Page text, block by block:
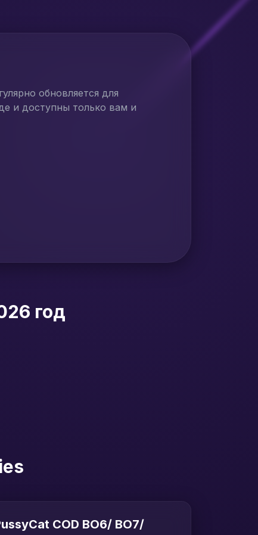
обновляется для
и доступны только вам и
год
COD BO6/ BO7/